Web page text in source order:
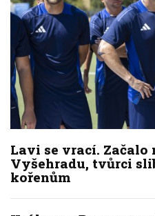
Lavi se vrací.
Vyšehradu, tvůrci
kořenům